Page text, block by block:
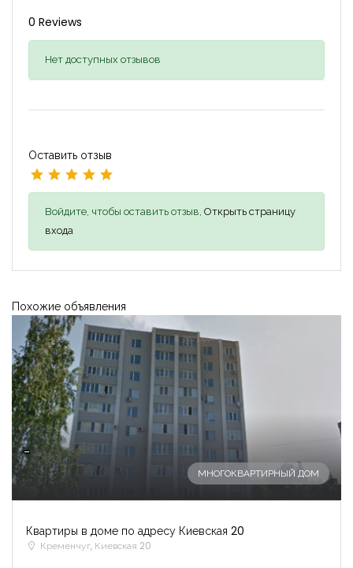
0 Reviews
Нет доступных отзывов
Оставить отзыв
Войдите, чтобы оставить отзыв, Открыть страницу
входа
Похожие объявления
-
МНОГОКВАРТИРНЫЙ ДОМ
Квартиры в доме по адресу Киевская 20
Кременчуг, Киевская 20